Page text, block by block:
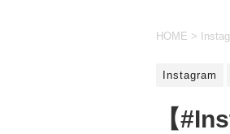
HOME >
Instagram
【